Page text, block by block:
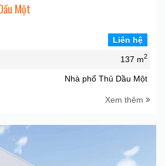
Một
Liên hệ
137 m2
Nhà phố Thủ Dầu Một
Xem thêm